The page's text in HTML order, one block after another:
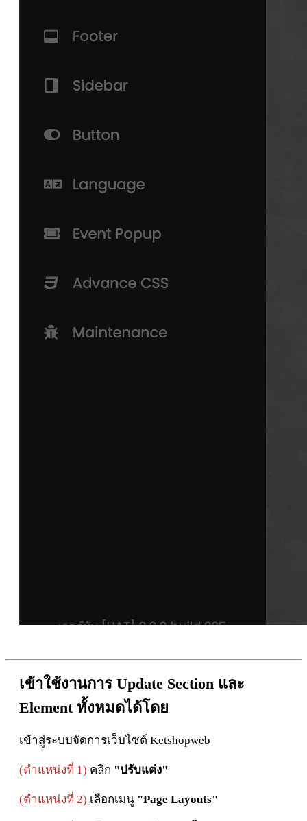
เข้าใช้งานการ Update Section และ
Element ทั้งหมดได้โดย
เข้าสู่ระบบจัดการเว็บไซต์ Ketshopweb
(ตำแหน่งที่ 1) คลิก "ปรับแต่ง"
(ตำแหน่งที่ 2) เลือกเมนู "Page Layouts"